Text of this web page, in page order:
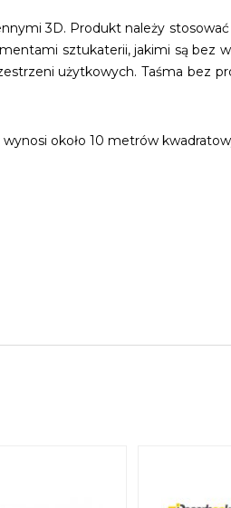
3D. Produkt należy
sztukaterii, jakimi są bez
użytkowych. Taśma bez
około 10 metrów